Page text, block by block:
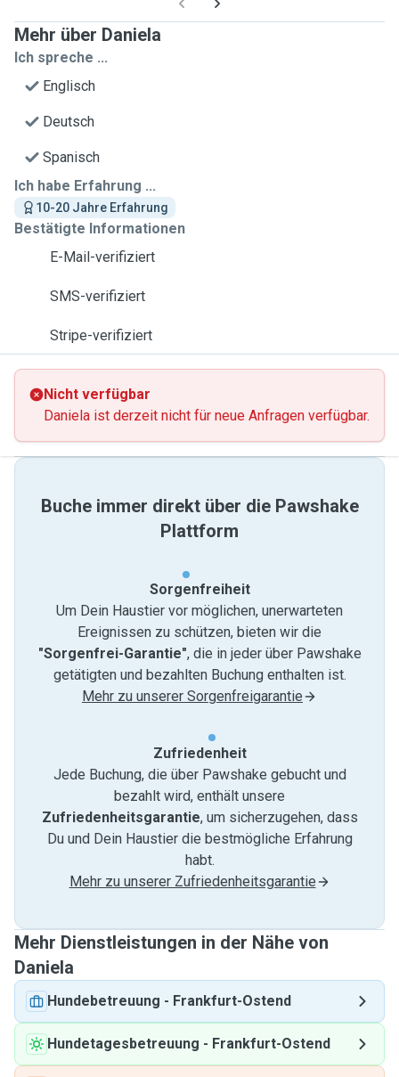
Mehr über Daniela
Ich spreche ...
Englisch
Deutsch
Spanisch
Ich habe Erfahrung ...
10-20 Jahre Erfahrung
Bestätigte Informationen
E-Mail-verifiziert
SMS-verifiziert
Stripe-verifiziert
Nicht verfügbar
Daniela ist derzeit nicht für neue Anfragen verfügbar.
Buche immer direkt über die Pawshake
Plattform
Sorgenfreiheit
Um Dein Haustier vor möglichen, unerwarteten
Ereignissen zu schützen, bieten wir die
"Sorgenfrei-Garantie", die in jeder über Pawshake
getätigten und bezahlten Buchung enthalten ist.
Mehr zu unserer Sorgenfreigarantie
Zufriedenheit
Jede Buchung, die über Pawshake gebucht und
bezahlt wird, enthält unsere
Zufriedenheitsgarantie, um sicherzugehen, dass
Du und Dein Haustier die bestmögliche Erfahrung
habt.
Mehr zu unserer Zufriedenheitsgarantie
Mehr Dienstleistungen in der Nähe von
Daniela
Hundebetreuung - Frankfurt-Ostend
Hundetagesbetreuung - Frankfurt-Ostend